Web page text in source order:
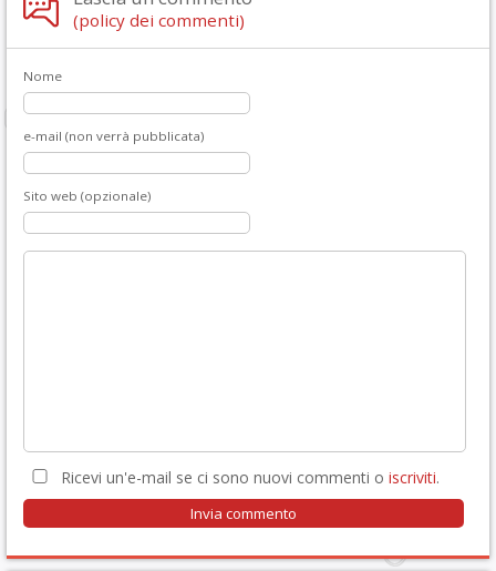
(policy dei commenti)
Nome
e-mail (non verrà pubblicata)
Sito web (opzionale)
Ricevi un'e-mail se ci sono nuovi commenti o iscriviti.